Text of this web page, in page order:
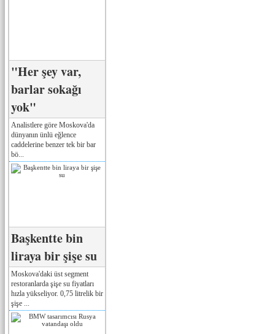
"Her şey var,
barlar sokağı
yok"
Analistlere göre Moskova'da
dünyanın ünlü eğlence
caddelerine benzer tek bir bar
bö...
Başkentte bin
liraya bir şişe su
Moskova'daki üst segment
restoranlarda şişe su fiyatları
hızla yükseliyor. 0,75 litrelik bir
şişe ...